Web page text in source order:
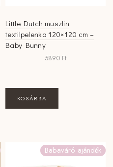
Little Dutch muszlin
textilpelenka 120×120 cm –
Baby Bunny
5890 Ft
KOSÁRBA
Babaváró ajándék